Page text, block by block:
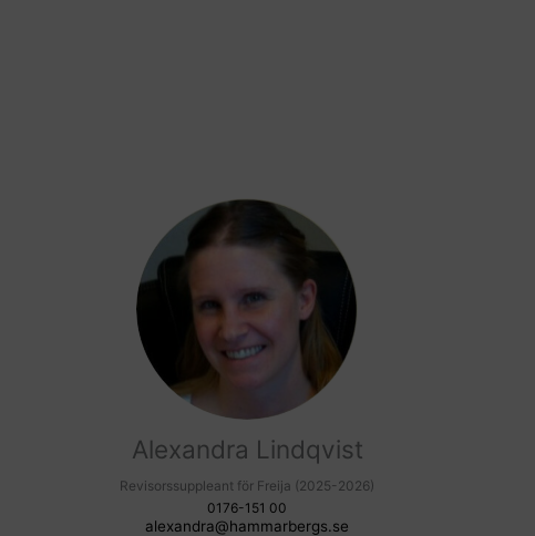
Alexandra Lindqvist
Revisorssuppleant för Freija (2025-2026)
0176-151 00
alexandra@hammarbergs.se